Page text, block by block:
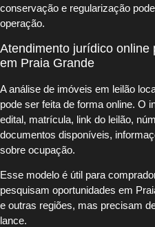
conservação e regularização
operação.
Atendimento jurídico online
em Praia Grande
A análise de imóveis em leilão
pode ser feita de forma online. O
edital, matrícula, link do leilão,
documentos disponíveis,
sobre ocupação.
Esse modelo é útil para
pesquisam oportunidades em
e outras regiões, mas precisam
lance.